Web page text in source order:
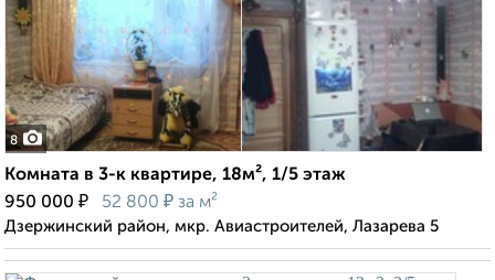
8
Комната в 3-к квартире, 18м², 1/5 этаж
950 000 ₽ 52 800 ₽ за м²
Дзержинский район, мкр. Авиастроителей, Лазарева 5